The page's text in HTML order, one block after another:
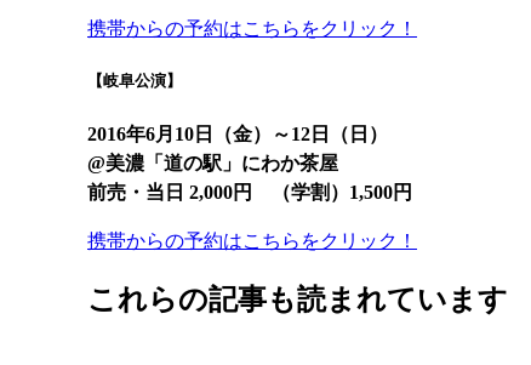
携帯からの予約はこちらをクリック！
【岐阜公演】
2016年6月10日（金）～12日（日）
@美濃「道の駅」にわか茶屋
前売・当日 2,000円 （学割）1,500円
携帯からの予約はこちらをクリック！
これらの記事も読まれています